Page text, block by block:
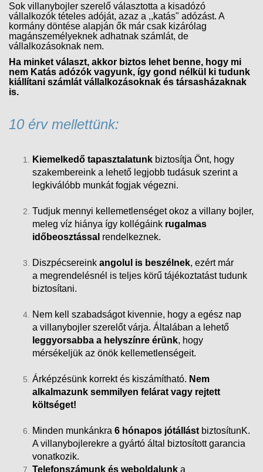
Sok villanybojler szerelő választotta a kisadózó
vállalkozók tételes adóját, azaz a ,,katás" adózást. A
kormány döntése alapján ők már csak kizárólag
magánszemélyeknek adhatnak számlát, de
vállalkozásoknak nem.
Ha minket választ, akkor biztos lehet benne, hogy mi
nem Katás adózók vagyunk, így gond nélkül ki tudunk
kiállítani számlát vállalkozásoknak és társasházaknak
is.
10 érv mellettünk:
Kiemelkedő tapasztalatunk biztosítja Önt, hogy
szakembereink a lehető legjobb tudásuk szerint a
legkiválóbb munkát fogjak végezni.
Tudjuk mennyi kellemetlenséget okoz a villany bojler,
meleg víz hiánya így kollégáink rugalmas
időbeosztással rendelkeznek.
Diszpécsereink angolul is beszélnek, ezért már
a megrendelésnél is teljes körű tájékoztatást tudunk
biztosítani.
Nem kell szabadságot kivennie, hogy a egész nap
a villanybojler szerelőt várja. Általában a lehető
leggyorsabba a helyszínre érünk, hogy
mérsékeljük az önök kellemetlenségeit.
Árképzésünk korrekt és kiszámítható. Nem
alkalmazunk semmilyen felárat vagy rejtett
költséget!
Minden munkánkra 6 hónapos jótállást biztosítunK.
A villanybojlerekre a gyártó által biztosított garancia
vonatkozik.
Telefonszámunk és weboldalunk a